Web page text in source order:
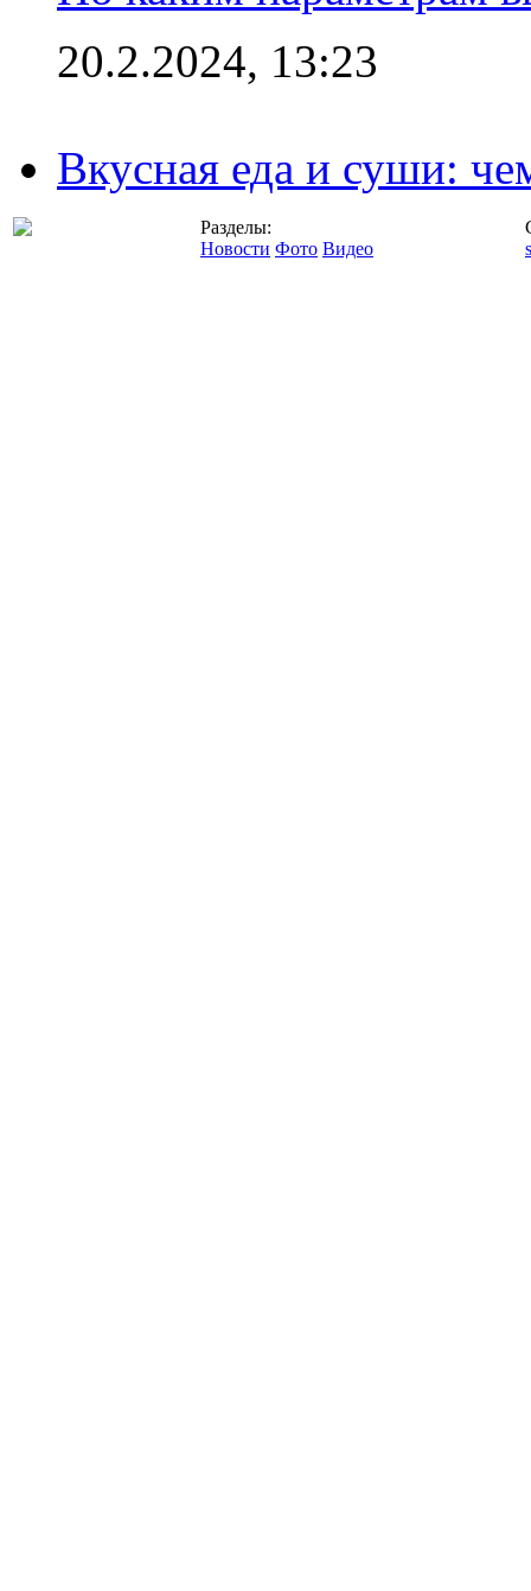
20.2.2024, 13:23
Вкусная еда и суши:
Разделы:
Новости Фото Видео